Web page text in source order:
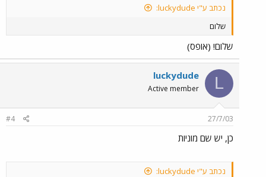
נכתב ע"י luckydude:
שלום
שלום! (אופס)
L
luckydude
Active member
27/7/03
#4
כן, יש שם מוניות
נכתב ע"י luckydude: